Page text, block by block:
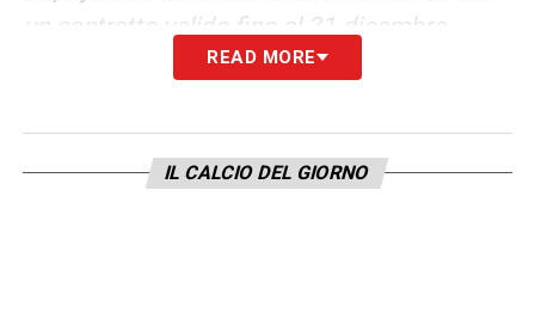
un contratto valido fino al 31 dicembre
2026. Formatosi nelle giovanili del PSV
squadra nel 2012. Due anni dopo, ha
partecipato alla Coppa del Mondo FIFA in
READ MORE
IL CALCIO DEL GIORNO